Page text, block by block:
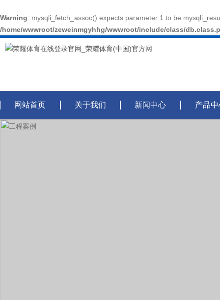
Warning: mysqli_fetch_assoc() expects parameter 1 to be
/home/wwwroot/zeweinmgyhhg/wwwroot/include/class/
网站首页 关于我们 新闻中心 产品中